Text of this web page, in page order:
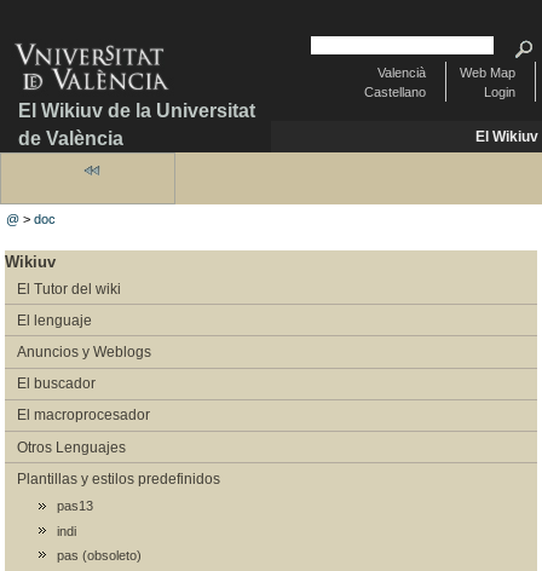
El Wikiuv de la Universitat
de València
Web Map
Login
Valencià
Castellano
El Wikiuv
@ >doc
Wikiuv
El Tutor del wiki
El lenguaje
Anuncios y Weblogs
El buscador
El macroprocesador
Otros Lenguajes
Plantillas y estilos predefinidos
pas13
indi
pas (obsoleto)